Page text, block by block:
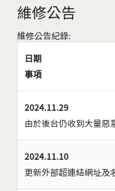
維修公告
維修公告紀錄:
日期
事項
2024.11.29
由於後台仍收到大量惡
2024.11.10
更新外部超連結網址及